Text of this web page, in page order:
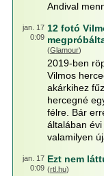
Andival
jan. 17
0:09
12 fotó
(Glamour)
2019-ben
Vilmos
akárkihez
hercegné
félre. Bár
általában
valamilyen
jan. 17
0:09
Ezt nem
(rtl.hu)